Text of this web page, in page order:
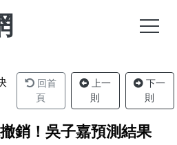
回首
頁
上一
則
下一
則
銷！吳子嘉預測結果